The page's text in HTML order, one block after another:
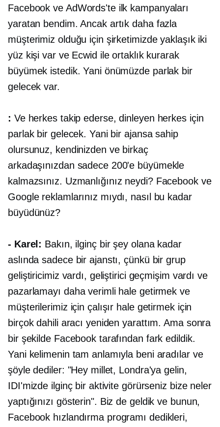
Facebook ve AdWords'te ilk kampanyaları
yaratan bendim. Ancak artık daha fazla
müşterimiz olduğu için şirketimizde yaklaşık iki
yüz kişi var ve Ecwid ile ortaklık kurarak
büyümek istedik. Yani önümüzde parlak bir
gelecek var.
: Ve herkes takip ederse, dinleyen herkes için
parlak bir gelecek. Yani bir ajansa sahip
olursunuz, kendinizden ve birkaç
arkadaşınızdan sadece 200'e büyümekle
kalmazsınız. Uzmanlığınız neydi? Facebook ve
Google reklamlarınız mıydı, nasıl bu kadar
büyüdünüz?
- Karel: Bakın, ilginç bir şey olana kadar
aslında sadece bir ajanstı, çünkü bir grup
geliştiricimiz vardı, geliştirici geçmişim vardı ve
pazarlamayı daha verimli hale getirmek ve
müşterilerimiz için çalışır hale getirmek için
birçok dahili aracı yeniden yarattım. Ama sonra
bir şekilde Facebook tarafından fark edildik.
Yani kelimenin tam anlamıyla beni aradılar ve
şöyle dediler: "Hey millet, Londra'ya gelin,
IDI'mizde ilginç bir aktivite görürseniz bize neler
yaptığınızı gösterin". Biz de geldik ve bunun,
Facebook hızlandırma programı dedikleri,